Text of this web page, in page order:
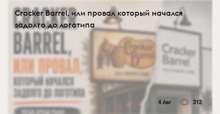
Cracker Barrel, или провал который начался
задолго до логотипа
4 Авг 312